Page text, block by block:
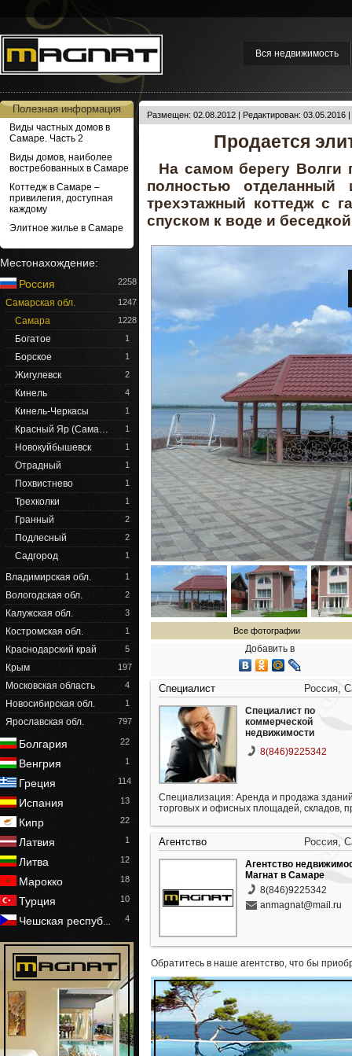
Вся недвижимость
Полезная информация
Виды частных домов в
Самаре. Часть 2
Виды домов, наиболее
востребованных в Самаре
Коттедж в Самаре –
привилегия, доступная
каждому
Элитное жилье в Самаре
Местонахождение:
Россия
2258
Самарская обл. 1247
Самара 1228
Богатое 1
Борское 1
Жигулевск 2
Кинель 4
Кинель-Черкасы 1
Красный Яр (Сама… 1
Новокуйбышевск 1
Отрадный 1
Похвистнево 1
Трехколки 1
Гранный 2
Подлесный 2
Садгород 1
Владимирская обл. 1
Вологодская обл. 2
Калужская обл. 3
Костромская обл. 1
Краснодарский край 5
Крым 197
Московская область 4
Новосибирская обл. 1
Ярославская обл. 797
Болгария 22
Венгрия 1
Греция 114
Испания 13
Кипр 22
Латвия 1
Литва 12
Марокко 18
Турция 10
Чешская респуб 4
Размещен: 02.08.2012 | Редактирован: 03.05.2016
Продается
На самом берегу Волги
полностью
трехэтажный коттедж с
спуском к воде и
Все фотографии
Добавить в
Специалист Россия,
Специалист по
коммерческой
недвижимости
8(846)9225342
Специализация: Аренда и продажа
торговых и офисных площадей, складов,
Агентство Россия,
Агентство
Магнат в Самаре
8(846)9225342
anmagnat@mail.ru
Обратитесь в наше агентство, что бы